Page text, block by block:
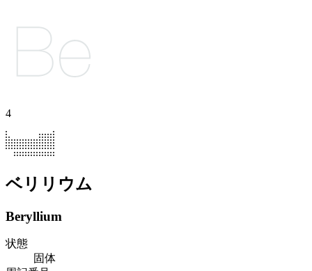
4
ベリリウム
Beryllium
状態
固体